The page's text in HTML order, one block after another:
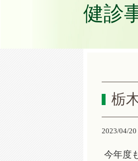
健診
栃
2023/04/20
今年度